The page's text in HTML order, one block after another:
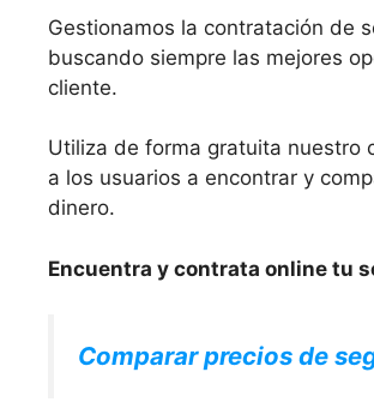
Gestionamos la contratación de
buscando siempre las mejores
cliente.
Utiliza de forma gratuita nuestro
a los usuarios a encontrar y
dinero.
Encuentra y contrata online tu
Comparar precios de